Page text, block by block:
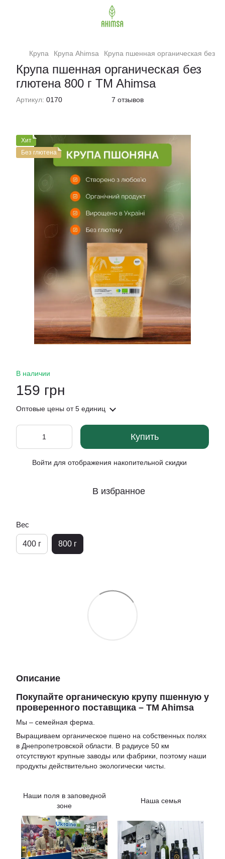
Крупа Крупа Ahimsa Крупа пшенная органическая без
Крупа пшенная органическая без
глютена 800 г TM Ahimsa
Артикул: 0170 7 отзывов
Хит
Без глютена
В наличии
159 грн
Оптовые цены от 5 единиц
Купить
Войти для отображения накопительной скидки
В избранное
Вес
400 г 800 г
Описание
Покупайте органическую крупу пшенную у
проверенного поставщика – TM Ahimsa
Мы – семейная ферма.
Выращиваем органическое пшено на собственных полях
в Днепропетровской области. В радиусе 50 км
отсутствуют крупные заводы или фабрики, поэтому наши
продукты действительно экологически чисты.
Наши поля в заповедной
зоне
Наша семья